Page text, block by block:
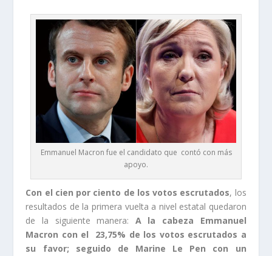
Emmanuel Macron fue el candidato que contó con más
apoyo.
Con el cien por ciento de los votos escrutados, los
resultados de la primera vuelta a nivel estatal quedaron
de la siguiente manera: A la cabeza Emmanuel
Macron con el 23,75% de los votos escrutados a
su favor; seguido de Marine Le Pen con un